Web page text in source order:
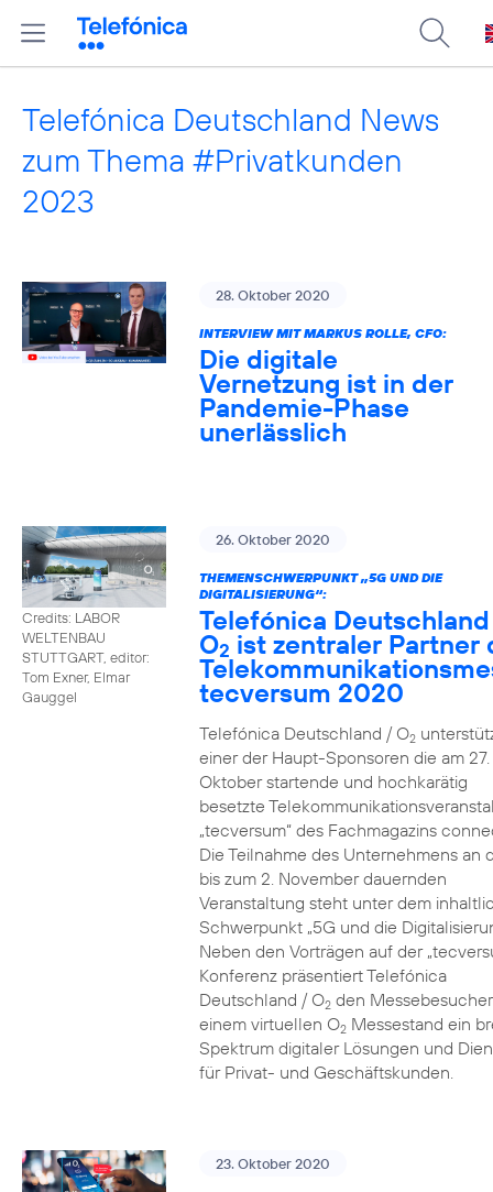
Telefónica Deutschland News
zum Thema #Privatkunden
2023
28. Oktober 2020
INTERVIEW MIT MARKUS ROLLE, CFO:
Die digitale
Vernetzung ist in der
Pandemie-Phase
unerlässlich
Credits: LABOR
WELTENBAU
STUTTGART, editor:
Tom Exner, Elmar
Gauggel
26. Oktober 2020
THEMENSCHWERPUNKT „5G UND DIE
DIGITALISIERUNG“:
Telefónica
O2 ist zentraler Partner
tecversum 2020
Telefónica Deutschland / O2
einer der Haupt-Sponsoren die am 27.
Oktober startende und hochkarätig
besetzte
„tecversum“ des Fachmagazins
Die Teilnahme des Unternehmens an
bis zum 2. November dauernden
Veranstaltung steht unter dem
Schwerpunkt „5G und die
Neben den Vorträgen auf der
Konferenz präsentiert Telefónica
Deutschland / O2den
einem virtuellen O2Messestand ein
Spektrum digitaler Lösungen und
für Privat- und Geschäftskunden.
23. Oktober 2020